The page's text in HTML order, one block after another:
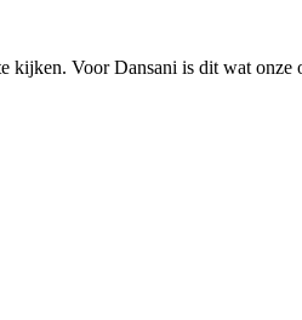
kijken. Voor Dansani is dit wat onze